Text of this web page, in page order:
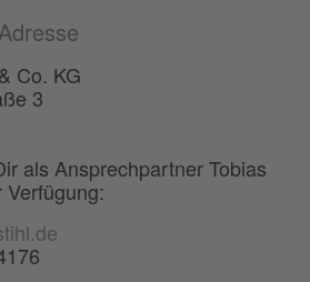
Co. KG
3
als Ansprechpartner Tobias